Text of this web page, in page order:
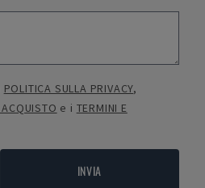
POLITICA SULLA PRIVACY,
e i TERMINI E
INVIA